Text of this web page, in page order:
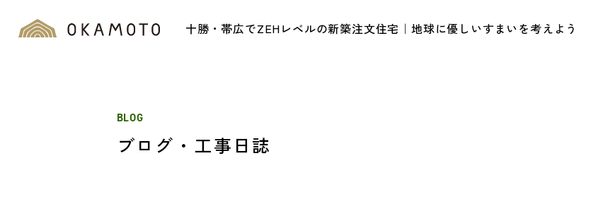
十勝・帯広でZEHレベルの新築注文住宅｜地球に優しいすまいを考えよう
BLOG
ブログ・工事日誌